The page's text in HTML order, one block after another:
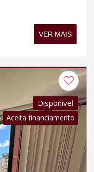
VER MAIS
Disponível
Aceita financiamento